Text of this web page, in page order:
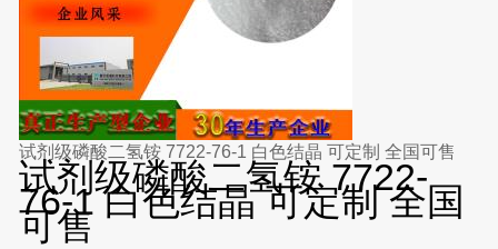
试剂级磷酸二氢铵 7722-76-1 白色结晶 可定制 全国可售
试剂级磷酸二氢铵 7722-
76-1 白色结晶 可定制 全国
可售